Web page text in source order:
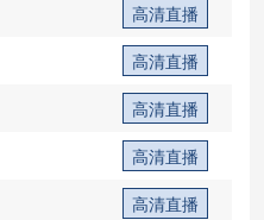
高清直播
高清直播
高清直播
高清直播
高清直播